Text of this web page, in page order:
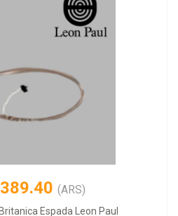
(ARS)
Espada Leon Paul